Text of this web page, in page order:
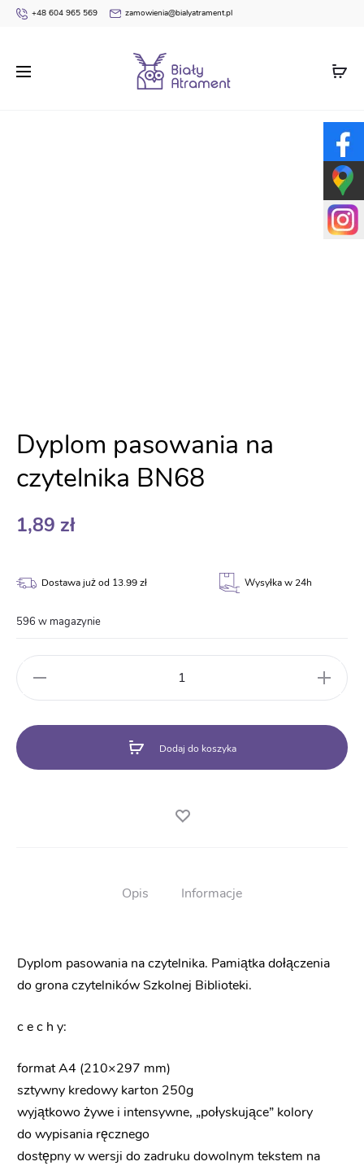
+48 604 965 569 zamowienia@bialyatrament.pl
Dyplomy
Pasowania na Czytelnika
Dyplom pasowania na czytelnika BN68
Dyplom pasowania na
czytelnika BN68
1,89 zł
Dostawa już od 13.99 zł Wysyłka w 24h
596 w magazynie
pasowania
na
BN68
Dodaj do koszyka
Opis Informacje
Dyplom pasowania na czytelnika. Pamiątka dołączenia
do grona czytelników Szkolnej Biblioteki.
c e c h y:
format A4 (210×297 mm)
sztywny kredowy karton 250g
wyjątkowo żywe i intensywne, „połyskujące” kolory
do wypisania ręcznego
dostępny w wersji do zadruku dowolnym tekstem na